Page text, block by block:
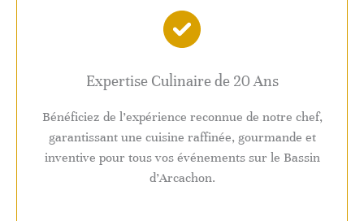
Expertise Culinaire de 20 Ans
Bénéficiez de l’expérience reconnue de notre chef,
garantissant une cuisine raffinée, gourmande et
inventive pour tous vos événements sur le Bassin
d’Arcachon.